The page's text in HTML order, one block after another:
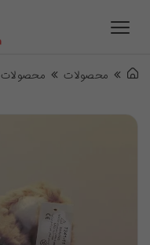
محصولات محصولات